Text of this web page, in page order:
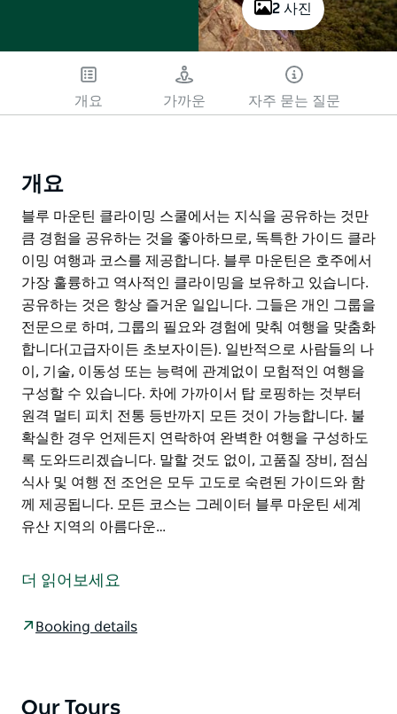
2 사진
개요 가까운 자주 묻는 질문
개요
블루 마운틴 클라이밍 스쿨에서는 지식을 공유하는 것만
큼 경험을 공유하는 것을 좋아하므로, 독특한 가이드 클라
이밍 여행과 코스를 제공합니다. 블루 마운틴은 호주에서
가장 훌륭하고 역사적인 클라이밍을 보유하고 있습니다.
공유하는 것은 항상 즐거운 일입니다. 그들은 개인 그룹을
전문으로 하며, 그룹의 필요와 경험에 맞춰 여행을 맞춤화
합니다(고급자이든 초보자이든). 일반적으로 사람들의 나
이, 기술, 이동성 또는 능력에 관계없이 모험적인 여행을
구성할 수 있습니다. 차에 가까이서 탑 로핑하는 것부터
원격 멀티 피치 전통 등반까지 모든 것이 가능합니다. 불
확실한 경우 언제든지 연락하여 완벽한 여행을 구성하도
록 도와드리겠습니다. 말할 것도 없이, 고품질 장비, 점심
식사 및 여행 전 조언은 모두 고도로 숙련된 가이드와 함
께 제공됩니다. 모든 코스는 그레이터 블루 마운틴 세계
유산 지역의 아름다운…
큼 경험을 공유하는 것을 좋아하므로, 독특한 가이드 클라
공유하는 것은 항상 즐거운 일입니다.
더 읽어보세요
Booking details
Our Tours